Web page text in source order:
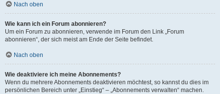
Nach oben
Wie kann ich ein Forum abonnieren?
Um ein Forum zu abonnieren, verwende im Forum den Link „Forum
abonnieren“, der sich meist am Ende der Seite befindet.
Nach oben
Wie deaktiviere ich meine Abonnements?
Wenn du mehrere Abonnements deaktivieren möchtest, so kannst du dies im
persönlichen Bereich unter „Einstieg“ – „Abonnements verwalten“ machen.